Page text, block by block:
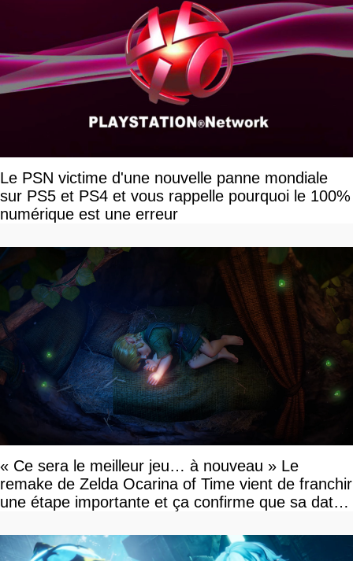
Le PSN victime d'une nouvelle panne mondiale
sur PS5 et PS4 et vous rappelle pourquoi le 100%
numérique est une erreur
« Ce sera le meilleur jeu… à nouveau » Le
remake de Zelda Ocarina of Time vient de franchir
une étape importante et ça confirme que sa date